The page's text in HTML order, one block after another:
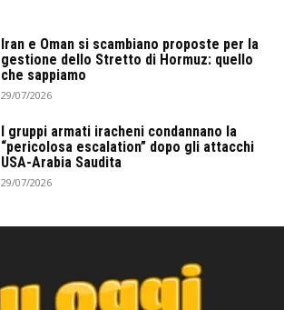
Iran e Oman si scambiano proposte per la
gestione dello Stretto di Hormuz: quello
che sappiamo
29/07/2026
I gruppi armati iracheni condannano la
“pericolosa escalation” dopo gli attacchi
USA-Arabia Saudita
29/07/2026